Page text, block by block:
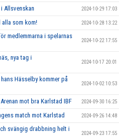
Allsvenskan 2024-10-29 17:03
som kom! 2024-10-28 13:22
medlemmarna i spelarnas
2024-10-22 17:55
nya tag i
2024-10-17 20:01
Hässelby kommer på
2024-10-02 10:53
mot bra Karlstad IBF 2024-09-30 16:25
match mot Karlstad 2024-09-26 14:48
svängig drabbning helt i
2024-09-23 17:55